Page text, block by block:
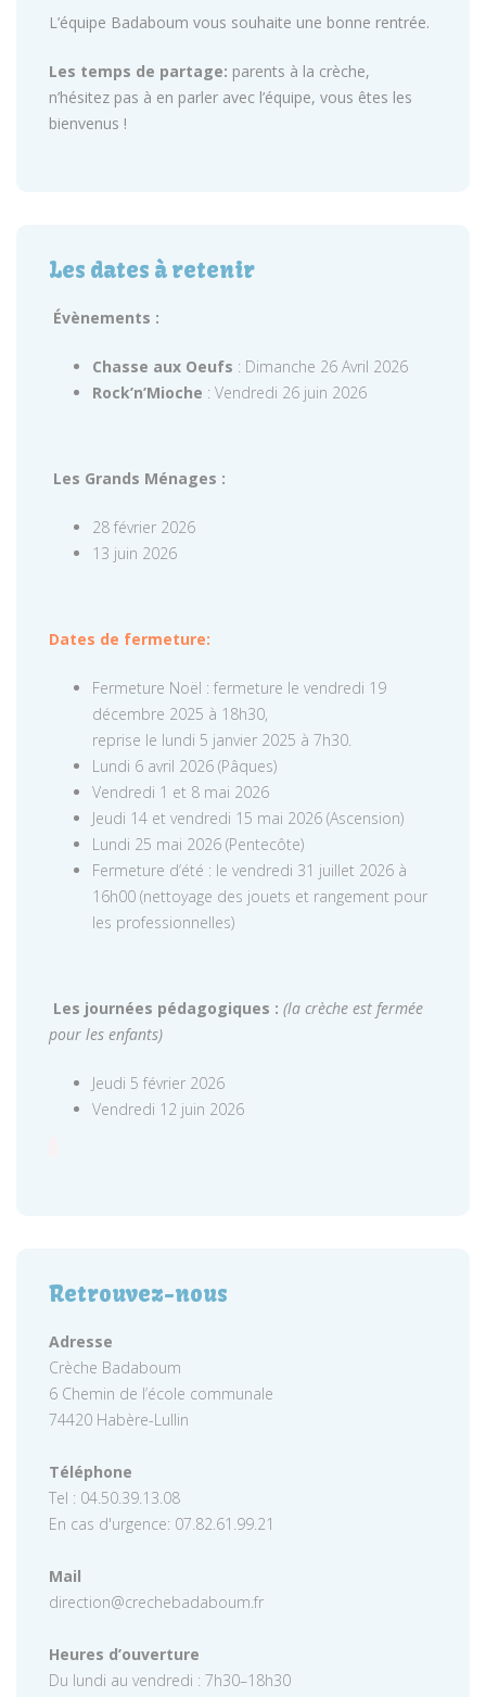
L’équipe Badaboum vous souhaite une bonne rentrée.
Les temps de partage: parents à la crèche,
n’hésitez pas à en parler avec l’équipe, vous êtes les
bienvenus !
Les dates à retenir
Évènements :
Chasse aux Oeufs : Dimanche 26 Avril 2026
Rock’n’Mioche : Vendredi 26 juin 2026
Les Grands Ménages :
28 février 2026
13 juin 2026
Dates de fermeture:
Fermeture Noël : fermeture le vendredi 19
décembre 2025 à 18h30,
reprise le lundi 5 janvier 2025 à 7h30.
Lundi 6 avril 2026 (Pâques)
Vendredi 1 et 8 mai 2026
Jeudi 14 et vendredi 15 mai 2026 (Ascension)
Lundi 25 mai 2026 (Pentecôte)
Fermeture d’été : le vendredi 31 juillet 2026 à
16h00 (nettoyage des jouets et rangement pour
les professionnelles)
Les journées pédagogiques : (la crèche est fermée
pour les enfants)
Jeudi 5 février 2026
Vendredi 12 juin 2026
Retrouvez-nous
Adresse
Crèche Badaboum
6 Chemin de l’école communale
74420 Habère-Lullin
Téléphone
Tel : 04.50.39.13.08
En cas d'urgence: 07.82.61.99.21
Mail
direction@crechebadaboum.fr
Heures d’ouverture
Du lundi au vendredi : 7h30–18h30